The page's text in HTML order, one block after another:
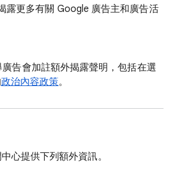
露更多有關 Google 廣告主和廣告活
告會加註額外揭露聲明，包括在選
政治內容政策。
心提供下列額外資訊。